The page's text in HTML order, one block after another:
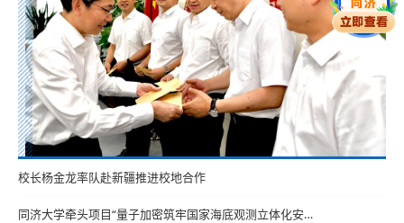
校长杨金龙率队赴新疆推进校地合作
同济大学牵头项目“量子加密筑牢国家海底观测立体化安…